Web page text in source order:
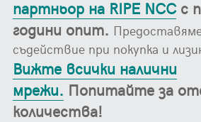
партньор на RIPE NCCс
години опит.
съдействие при покупка и
Вижте всички налични
мрежи. Попитайте за
количества!